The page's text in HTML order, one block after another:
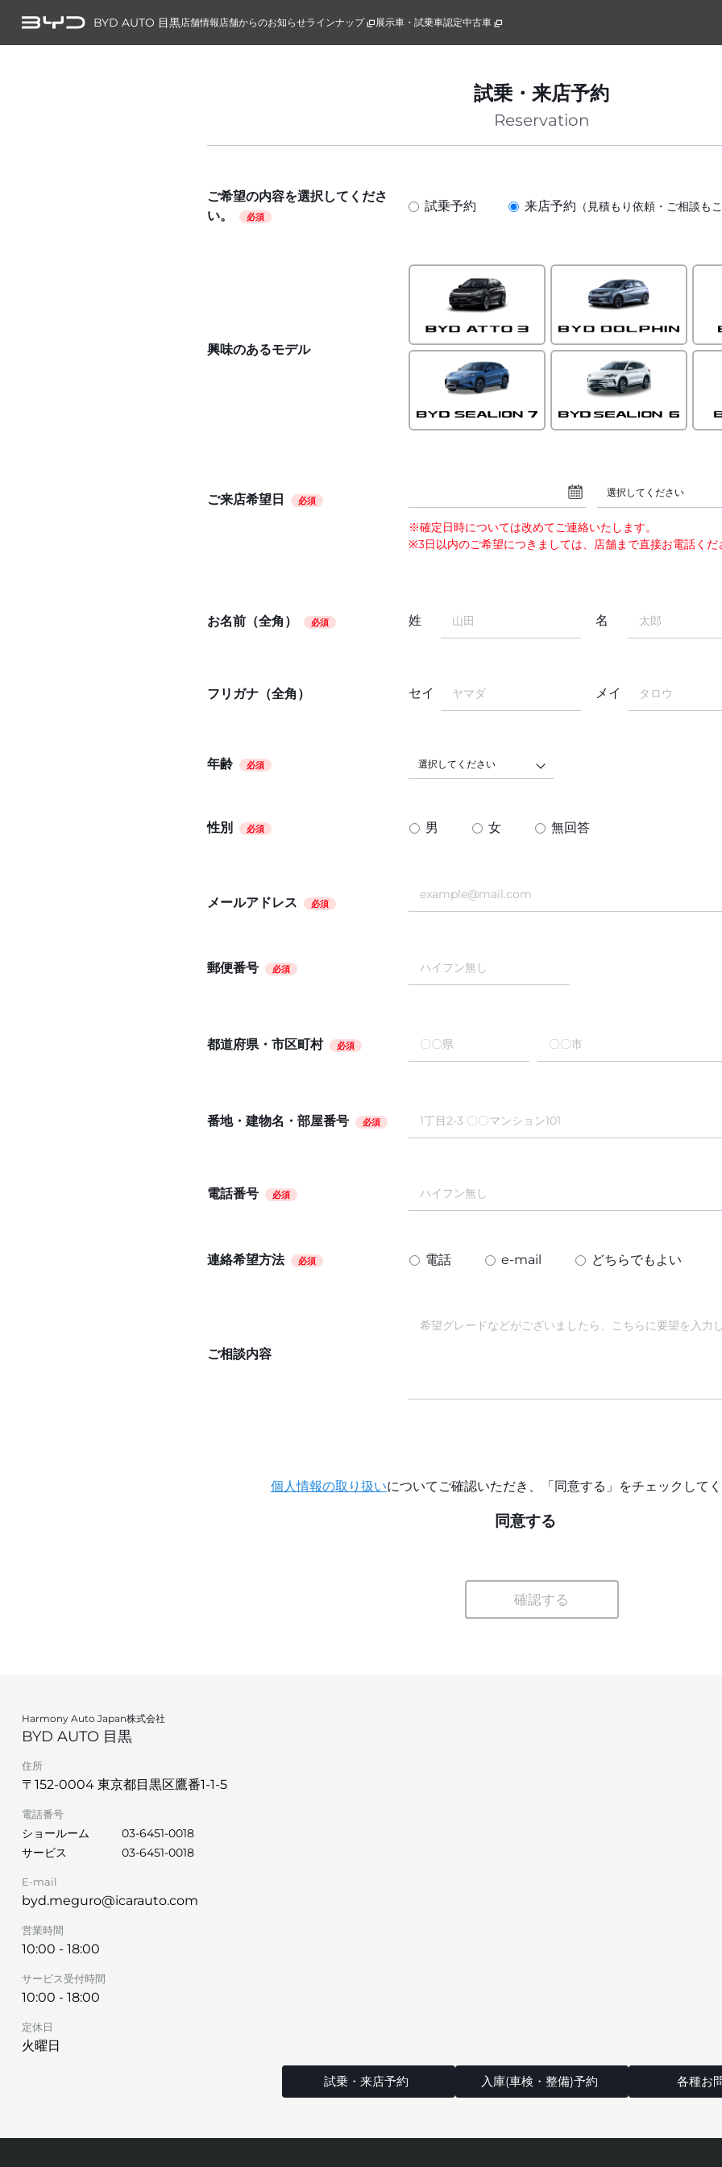
BYD AUTO 目黒店舗情報店舗からのお知らせラインナップ 展示車・試乗車認定中古車
試乗・来店予約
Reservation
ご希望の内容を選択してくださ
い。
必須
試乗予約 来店予約 （見積もり依頼・ご相談も
興味のあるモデル
ご来店希望日 必須
選択してください
※確定日時については改めてご連絡いたします。
※3日以内のご希望につきましては、店舗まで直接お電話くだ
お名前（全角） 必須 姓 名
フリガナ（全角） セイ メイ
年齢 必須 選択してください
性別 必須 男 女 無回答
メールアドレス 必須
郵便番号 必須
都道府県・市区町村 必須
番地・建物名・部屋番号 必須
電話番号 必須
連絡希望方法 必須 電話 e-mail どちらでもよい
ご相談内容
個人情報の取り扱いについてご確認いただき、「同意する」をチェックして
同意する
確認する
Harmony Auto Japan株式会社
BYD AUTO 目黒
住所
〒152-0004 東京都目黒区鷹番1-1-5
電話番号
ショールーム
03-6451-0018
サービス
03-6451-0018
E-mail
byd.meguro@icarauto.com
営業時間
10:00 - 18:00
サービス受付時間
10:00 - 18:00
定休日
火曜日
試乗・来店予約 入庫(車検・整備)予約 各種お